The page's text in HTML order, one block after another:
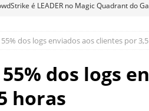
é LEADER no Magic Quadrant do
Latina é a segunda região mais exposta
desafio de segurança e governança
dos logs enviados aos clientes por
dos logs
horas